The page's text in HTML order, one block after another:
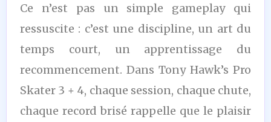
Ce n’est pas un simple gameplay qui
ressuscite : c’est une discipline, un art du
temps court, un apprentissage du
recommencement. Dans Tony Hawk’s Pro
Skater 3 + 4, chaque session, chaque chute,
chaque record brisé rappelle que le plaisir